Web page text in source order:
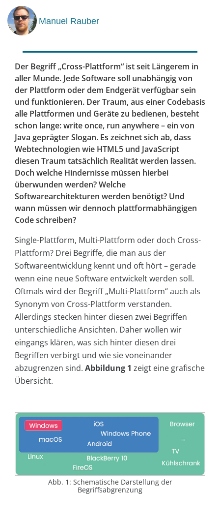
Manuel Rauber
Der Begriff „Cross-Plattform“ ist seit Längerem in
aller Munde. Jede Software soll unabhängig von
der Plattform oder dem Endgerät verfügbar sein
und funktionieren. Der Traum, aus einer Codebasis
alle Plattformen und Geräte zu bedienen, besteht
schon lange: write once, run anywhere – ein von
Java geprägter Slogan. Es zeichnet sich ab, dass
Webtechnologien wie HTML5 und JavaScript
diesen Traum tatsächlich Realität werden lassen.
Doch welche Hindernisse müssen hierbei
überwunden werden? Welche
Softwarearchitekturen werden benötigt? Und
wann müssen wir dennoch plattformabhängigen
Code schreiben?
Single-Plattform, Multi-Plattform oder doch Cross-
Plattform? Drei Begriffe, die man aus der
Softwareentwicklung kennt und oft hört – gerade
wenn eine neue Software entwickelt werden soll.
Oftmals wird der Begriff „Multi-Plattform“ auch als
Synonym von Cross-Plattform verstanden.
Allerdings stecken hinter diesen zwei Begriffen
unterschiedliche Ansichten. Daher wollen wir
eingangs klären, was sich hinter diesen drei
Begriffen verbirgt und wie sie voneinander
abzugrenzen sind. Abbildung 1 zeigt eine grafische
Übersicht.
Abb. 1: Schematische Darstellung der
Begriffsabgrenzung